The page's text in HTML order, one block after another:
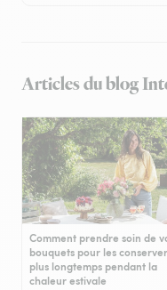
Articles du blog
Comment prendre soin de
bouquets pour les conserver
plus longtemps pendant la
chaleur estivale